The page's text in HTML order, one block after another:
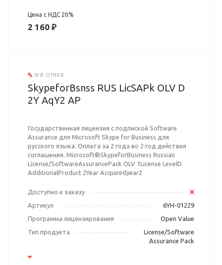
Цена с НДС 20%
2 160 ₽
SFB OTHER
SkypeforBsnss RUS LicSAPk OLV D
2Y AqY2 AP
Государственная лицензия с подпиской Software
Assurance для Microsoft Skype for Business для
русского языка. Оплата за 2 года во 2 год действия
соглашения. Microsoft®SkypeforBusiness Russian
License/SoftwareAssurancePack OLV 1License LevelD
AdditionalProduct 2Year Acquiredyear2
Доступно к заказу
Артикул
6YH-01229
Программа лицензирования
Open Value
Тип продукта
License/Software
Assurance Pack